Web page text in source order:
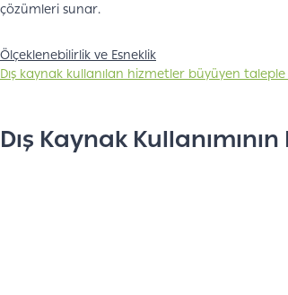
çözümleri sunar.
Ölçeklenebilirlik ve Esneklik
Dış kaynak kullanılan hizmetler büyüyen
Dış Kaynak